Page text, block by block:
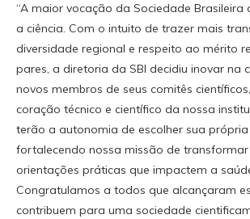
“A maior vocação da Sociedade Brasileira
a ciência. Com o intuito de trazer mais
diversidade regional e respeito ao mérito
pares, a diretoria da SBI decidiu inovar na
novos membros de seus comitês
coração técnico e científico da nossa
terão a autonomia de escolher sua própria
fortalecendo nossa missão de transformar
orientações práticas que impactem a
Congratulamos a todos que alcançaram
contribuem para uma sociedade